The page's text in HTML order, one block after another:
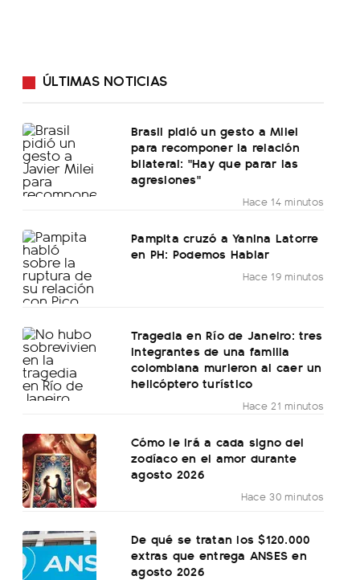
ÚLTIMAS NOTICIAS
Brasil pidió un gesto a Milei
para recomponer la relación
bilateral: "Hay que parar las
agresiones"
Hace 14 minutos
Pampita cruzó a Yanina Latorre
en PH: Podemos Hablar
Hace 19 minutos
Tragedia en Río de Janeiro: tres
integrantes de una familia
colombiana murieron al caer un
helicóptero turístico
Hace 21 minutos
Cómo le irá a cada signo del
zodíaco en el amor durante
agosto 2026
Hace 30 minutos
De qué se tratan los $120.000
extras que entrega ANSES en
agosto 2026